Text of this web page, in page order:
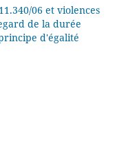
06 et violences
de la durée
d'égalité